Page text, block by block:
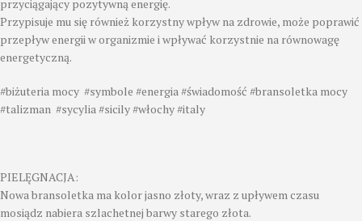
przyciągający pozytywną energię.
Przypisuje mu się również korzystny wpływ na zdrowie, może poprawić
przepływ energii w organizmie i wpływać korzystnie na równowagę
energetyczną.
#biżuteria mocy #symbole #energia #świadomość #bransoletka mocy
#talizman #sycylia #sicily #włochy #italy
PIELĘGNACJA:
Nowa bransoletka ma kolor jasno złoty, wraz z upływem czasu
mosiądz nabiera szlachetnej barwy starego złota.